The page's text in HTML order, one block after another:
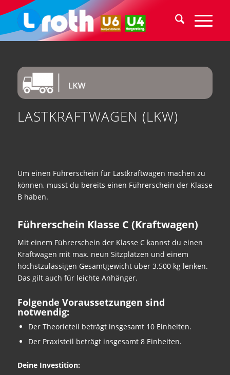
LASTKRAFTWAGEN (LKW)
Um einen Führerschein für Lastkraftwagen machen zu
können, musst du bereits einen Führerschein der Klasse
B haben.
Führerschein Klasse C (Kraftwagen)
Mit einem Führerschein der Klasse C kannst du einen
Kraftwagen mit max. neun Sitzplätzen und einem
höchstzulässigen Gesamtgewicht über 3.500 kg lenken.
Das gilt auch für leichte Anhänger.
Folgende Voraussetzungen sind
notwendig:
Der Theorieteil beträgt insgesamt 10 Einheiten.
Der Praxisteil beträgt insgesamt 8 Einheiten.
Deine Investition: